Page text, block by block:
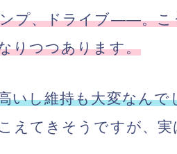
プ、ドライブ――。こ
りつつあります。
いし維持も大変なんで
えてきそうですが、実